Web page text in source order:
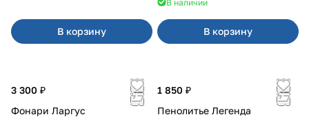
В корзину
В наличии
В корзину
3 300 ₽
Фонари Ларгус
1 850 ₽
Пенолитье Легенда